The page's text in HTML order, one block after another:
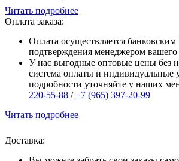
Читать подробнее
Оплата заказа:
Оплата осуществляется
подтверждения менеджером вашего
У нас выгодные оптовые цены без
система оплаты и индивидуальные
подробности уточняйте у наших
220-55-88 /+7 (965) 397-20-99
Читать подробнее
Доставка: